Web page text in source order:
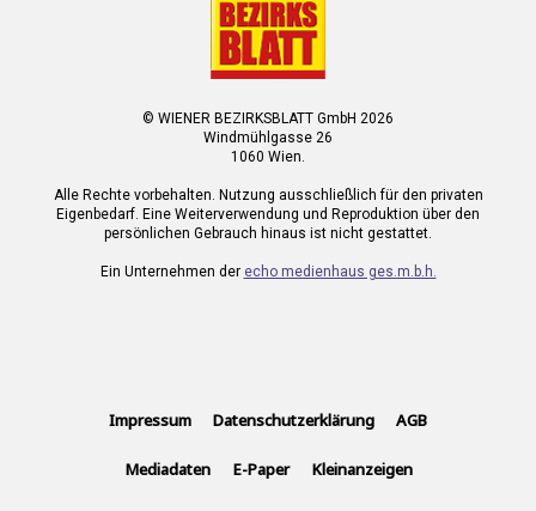
© WIENER BEZIRKSBLATT GmbH 2026
Windmühlgasse 26
1060 Wien.
Alle Rechte vorbehalten. Nutzung ausschließlich für den privaten
Eigenbedarf. Eine Weiterverwendung und Reproduktion über den
persönlichen Gebrauch hinaus ist nicht gestattet.
Ein Unternehmen der echo medienhaus ges.m.b.h.
Impressum Datenschutzerklärung AGB
Mediadaten E-Paper Kleinanzeigen